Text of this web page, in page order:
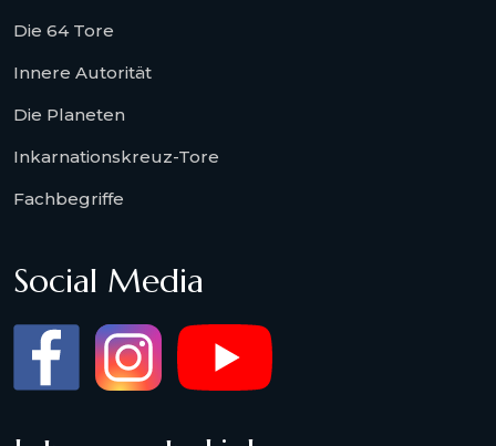
Die 64 Tore
Innere Autorität
Die Planeten
Inkarnationskreuz-Tore
Fachbegriffe
Social Media